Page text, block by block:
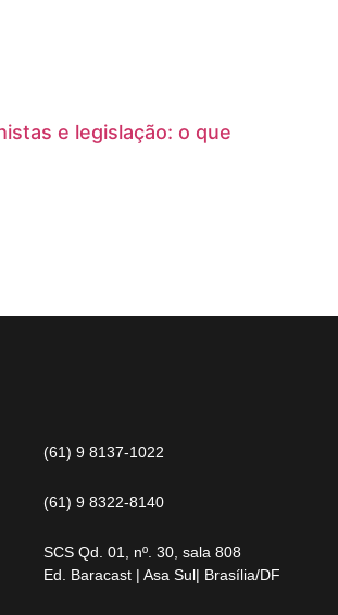
e legislação: o que
(61) 9 8137-1022
(61) 9 8322-8140
SCS Qd. 01, nº. 30, sala 808
Ed. Baracast | Asa Sul| Brasília/DF